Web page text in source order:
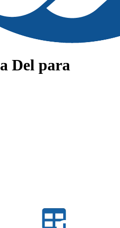
Del para